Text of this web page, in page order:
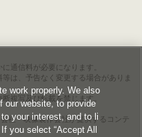
通信料が必要になります。
は、予告なく変更する場合がありま
複写及び転載を禁じます。
社・映像製作会社が提供するコンテ
work properly. We also
our website, to provide
your interest, and to li
you select “Accept All